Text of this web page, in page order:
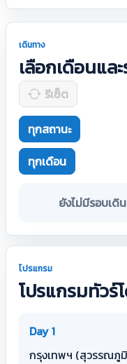
เดินทาง
เลือกเดือนแล
รีเซ็ต
ทุกสถานะ
ทุกเดือน
ยังไม่มีรอบเดิ
โปรแกรม
โปรแกรมทัวร์
Day 1
กรุงเทพฯ (สุวรรณภู